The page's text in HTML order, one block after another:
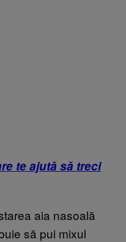
te ajută să treci
aia nasoală
să pui mixul